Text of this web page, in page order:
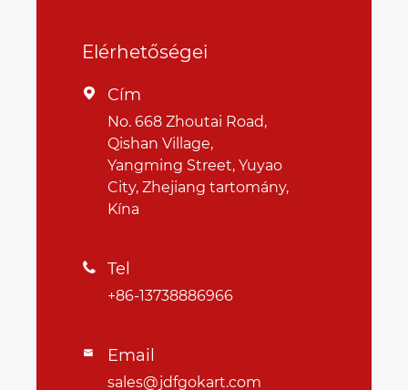
Elérhetőségei
 Cím
No. 668 Zhoutai Road,
Qishan Village,
Yangming Street, Yuyao
City, Zhejiang tartomány,
Kína
 Tel
+86-13738886966
 Email
sales@jdfgokart.com